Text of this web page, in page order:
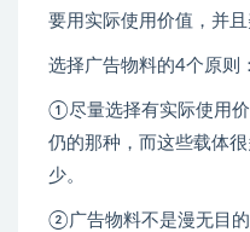
要用实际使用价值，并且
选择广告物料的4个原则：
①尽量选择有实际使用
仍的那种，而这些载体
少。
②广告物料不是漫无目